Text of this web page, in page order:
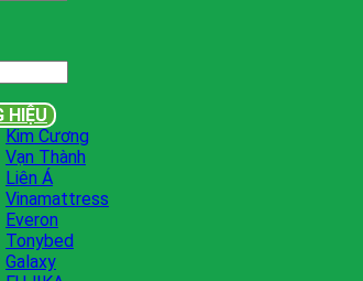
HIỆU
Kim Cương
Vạn Thành
Liên Á
Vinamattress
Everon
Tonybed
Galaxy